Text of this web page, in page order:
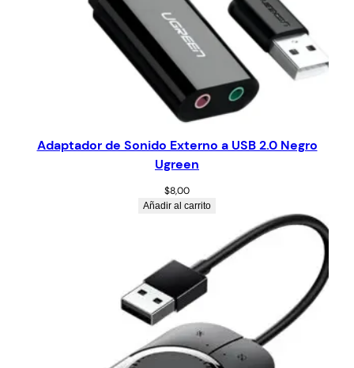
Adaptador de Sonido Externo a USB 2.0 Negro
Ugreen
$8,00
Añadir al carrito